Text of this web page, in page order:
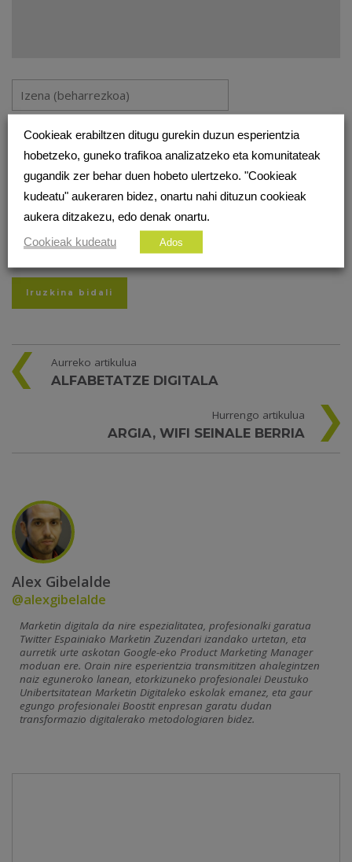
Gorde nire izena, emaila eta webgunea bilatzaile honetan
komentatzen dudan hurrengorako.
Aurreko artikulua
ALFABETATZE DIGITALA
Hurrengo artikulua
ARGIA, WIFI SEINALE BERRIA
Alex Gibelalde
@alexgibelalde
Marketin digitala da nire espezialitatea, profesionalki garatua
Twitter Espainiako Marketin Zuzendari izandako urtetan, eta
aurretik urte askotan Google-eko Product Marketing Manager
moduan ere. Orain nire esperientzia transmititzen ahalegintzen
naiz eguneroko lanean, etorkizuneko profesionalei Deustuko
Unibertsitatean Marketin Digitaleko eskolak emanez, eta gaur
egungo profesionalei Boostit enpresan garatu dudan
transformazio digitalerako metodologiaren bidez.
Cookieak erabiltzen ditugu gurekin duzun esperientzia
hobetzeko, guneko trafikoa analizatzeko eta komunitateak
gugandik zer behar duen hobeto ulertzeko. "Cookieak
kudeatu" aukeraren bidez, onartu nahi dituzun cookieak
aukera ditzakezu, edo denak onartu.
Cookieak kudeatu
Ados